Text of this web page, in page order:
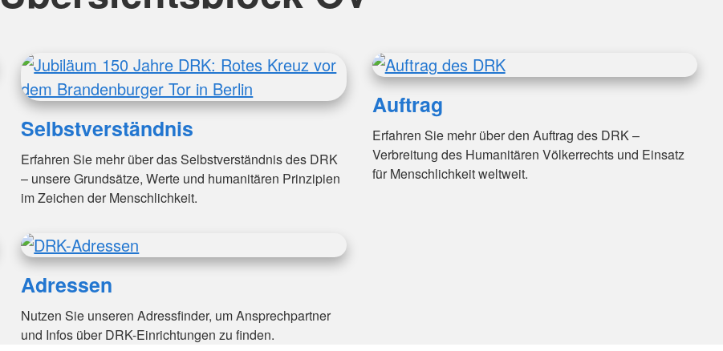
Selbstverständnis
Erfahren Sie mehr über das Selbstverständnis des DRK
– unsere Grundsätze, Werte und humanitären Prinzipien
im Zeichen der Menschlichkeit.
Auftrag
Erfahren Sie mehr über den Auftrag des DRK –
Verbreitung des Humanitären Völkerrechts und Einsatz
für Menschlichkeit weltweit.
Adressen
Nutzen Sie unseren Adressfinder, um Ansprechpartner
und Infos über DRK-Einrichtungen zu finden.